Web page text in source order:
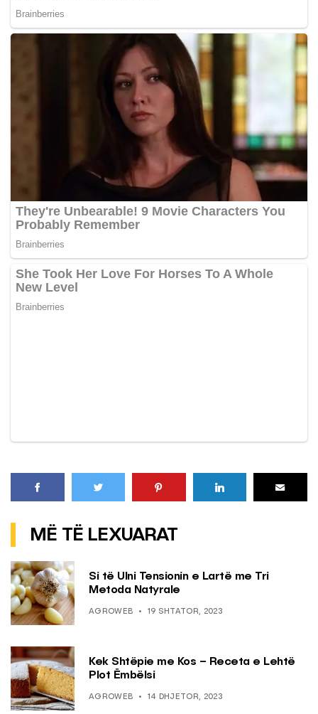
MË TË LEXUARAT
Si të Ulni Tensionin e Lartë me Tri
Metoda Natyrale
AGROWEB 19 SHTATOR, 2023
Kek Shtëpie me Kos – Receta e Lehtë
Plot Ëmbëlsi
AGROWEB 14 DHJETOR, 2023